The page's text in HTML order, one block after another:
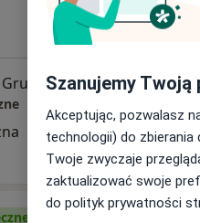
• Mapa
250 zł
płatności
Szanujemy
Akceptując, pozwalasz
technologii) do
Twoje zwyczaje
zaktualizować swoje
do polityk prywatności